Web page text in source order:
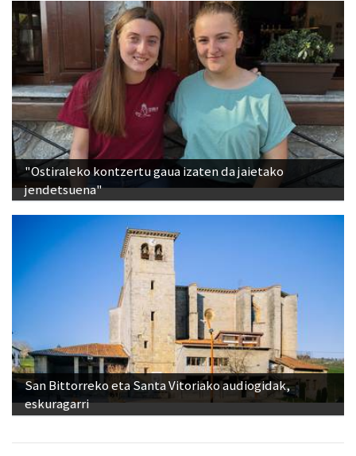
"Ostiraleko kontzertu gaua izaten da jaietako
jendetsuena"
San Bittorreko eta Santa Vitoriako audiogidak,
eskuragarri